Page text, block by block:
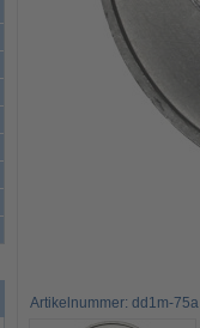
Artikelnummer: dd1m-75a